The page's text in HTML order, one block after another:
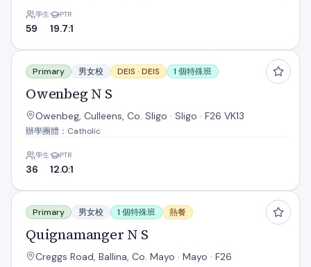
學生
59
PTR
19.7:1
Owenbeg N S
Primary 男女校 DEIS · DEIS 1 個特殊班
Owenbeg N S
Owenbeg, Culleens, Co. Sligo · Sligo · F26 VK13
辦學團體：Catholic
學生
36
PTR
12.0:1
Quignamanger N S
Primary 男女校 1 個特殊班 熱餐
Quignamanger N S
Creggs Road, Ballina, Co. Mayo · Mayo · F26